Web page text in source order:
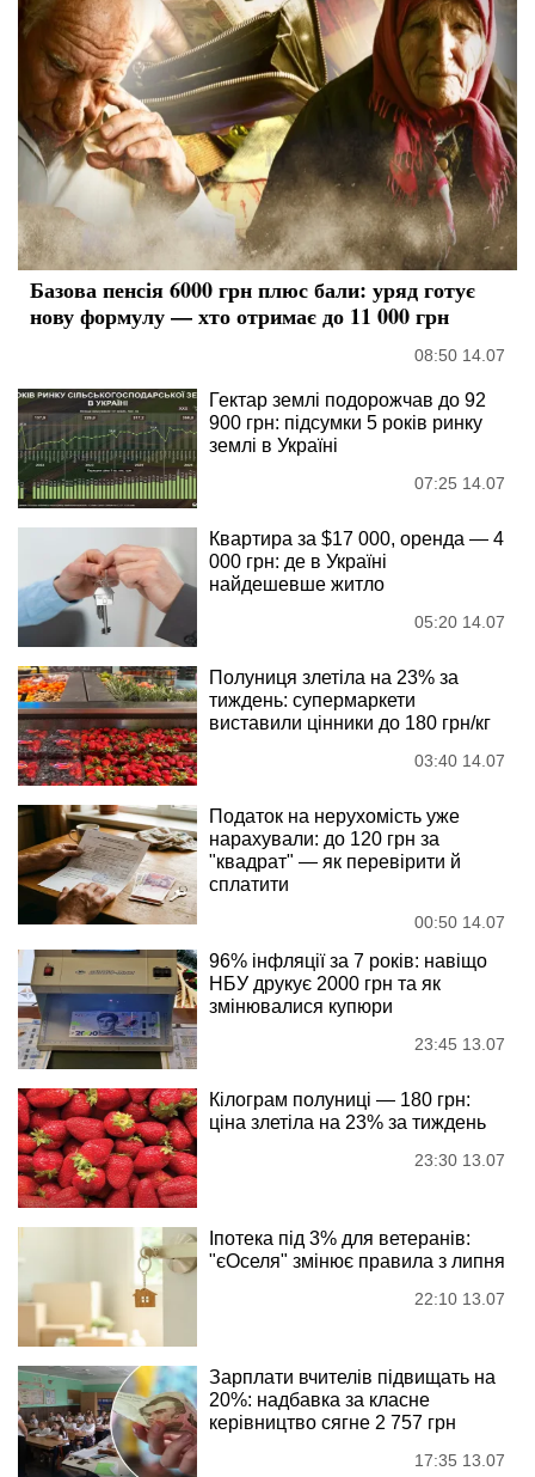
Базова пенсія 6000 грн плюс бали: уряд готує
нову формулу — хто отримає до 11 000 грн
08:50 14.07
Гектар землі подорожчав до 92
900 грн: підсумки 5 років ринку
землі в Україні
07:25 14.07
Квартира за $17 000, оренда — 4
000 грн: де в Україні
найдешевше житло
05:20 14.07
Полуниця злетіла на 23% за
тиждень: супермаркети
виставили цінники до 180 грн/кг
03:40 14.07
Податок на нерухомість уже
нарахували: до 120 грн за
"квадрат" — як перевірити й
сплатити
00:50 14.07
96% інфляції за 7 років: навіщо
НБУ друкує 2000 грн та як
змінювалися купюри
23:45 13.07
Кілограм полуниці — 180 грн:
ціна злетіла на 23% за тиждень
23:30 13.07
Іпотека під 3% для ветеранів:
"єОселя" змінює правила з липня
22:10 13.07
Зарплати вчителів підвищать на
20%: надбавка за класне
керівництво сягне 2 757 грн
17:35 13.07